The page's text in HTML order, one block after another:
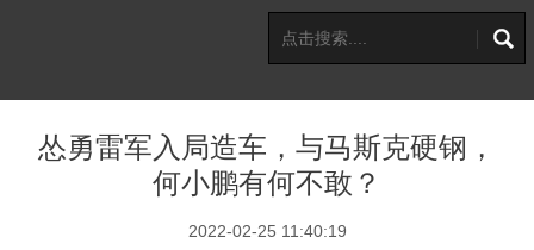
怂勇雷军入局造车，与马斯克硬钢，
何小鹏有何不敢？
2022-02-25 11:40:19